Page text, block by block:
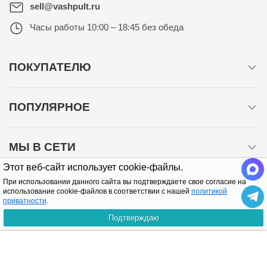
Этот веб-сайт использует cookie-файлы.
При использовании данного сайта вы подтверждаете свое согласие на
использование cookie-файлов в соответствии с нашей политикой
приватности.
Подтверждаю
sell@vashpult.ru
Часы работы 10:00 – 18:45 без обеда
ПОКУПАТЕЛЮ
ПОПУЛЯРНОЕ
МЫ В СЕТИ